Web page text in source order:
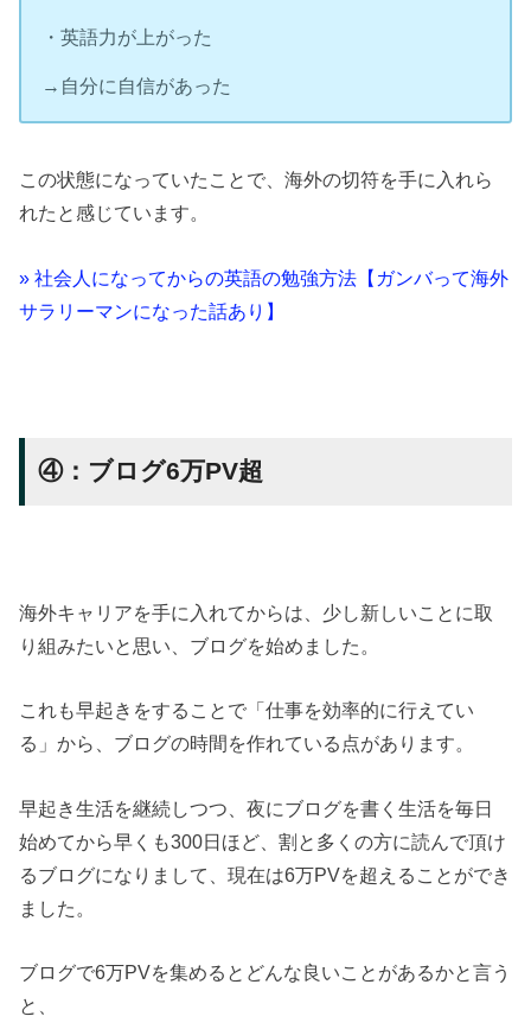
・英語力が上がった
→自分に自信があった
この状態になっていたことで、海外の切符を手に入れら
れたと感じています。
» 社会人になってからの英語の勉強方法【ガンバって海外
サラリーマンになった話あり】
④：ブログ6万PV超
海外キャリアを手に入れてからは、少し新しいことに取
り組みたいと思い、ブログを始めました。
これも早起きをすることで「仕事を効率的に行えてい
る」から、ブログの時間を作れている点があります。
早起き生活を継続しつつ、夜にブログを書く生活を毎日
始めてから早くも300日ほど、割と多くの方に読んで頂け
るブログになりまして、現在は6万PVを超えることができ
ました。
ブログで6万PVを集めるとどんな良いことがあるかと言う
と、